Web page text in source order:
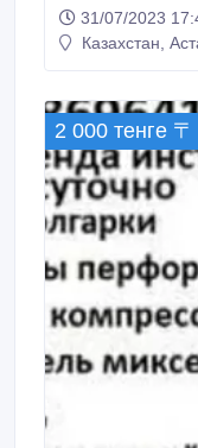
коммунальным илом, пивоваренными
бардой, куриным и другим пометом животных,
высушенного
31/07/2023
Казахстан,
2 000 тенге 〒